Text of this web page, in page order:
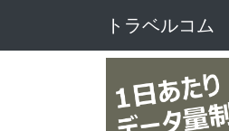
トラベルコム